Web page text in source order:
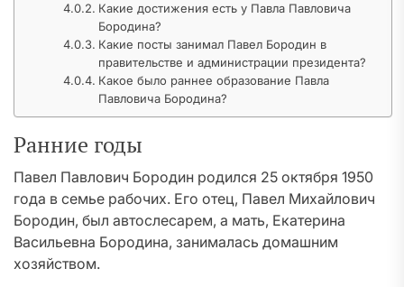
Какие достижения есть у Павла Павловича
Бородина?
Какие посты занимал Павел Бородин в
правительстве и администрации президента?
Какое было раннее образование Павла
Павловича Бородина?
Ранние годы
Павел Павлович Бородин родился 25 октября 1950
года в семье рабочих. Его отец, Павел Михайлович
Бородин, был автослесарем, а мать, Екатерина
Васильевна Бородина, занималась домашним
хозяйством.